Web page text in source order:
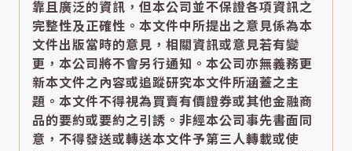
靠且廣泛的資訊，但本公司並不保證各項資訊之
完整性及正確性。本文件中所提出之意見係為本
文件出版當時的意見，相關資訊或意見若有變
更，本公司將不會另行通知。本公司亦無義務更
新本文件之內容或追蹤研究本文件所涵蓋之主
題。本文件不得視為買賣有價證券或其他金融商
品的要約或要約之引誘。非經本公司事先書面同
意，不得發送或轉送本文件予第三人轉載或使